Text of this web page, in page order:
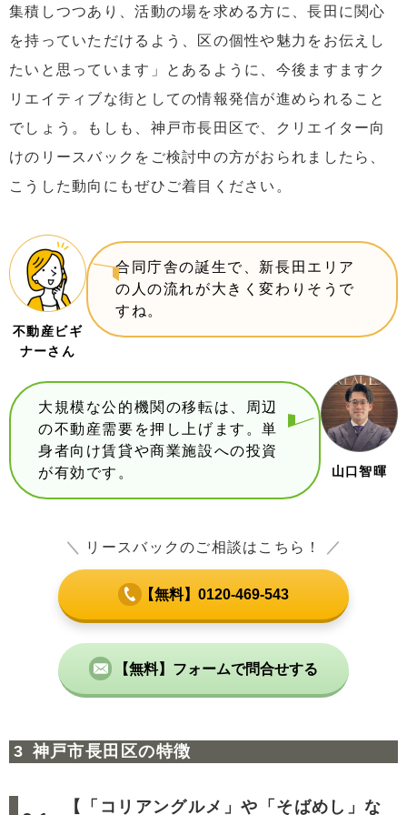
集積しつつあり、活動の場を求める方に、長田に関心
を持っていただけるよう、区の個性や魅力をお伝えし
たいと思っています」とあるように、今後ますますク
リエイティブな街としての情報発信が進められること
でしょう。もしも、神戸市長田区で、クリエイター向
けのリースバックをご検討中の方がおられましたら、
こうした動向にもぜひご着目ください。
不動産ビギ
ナーさん
合同庁舎の誕生で、新長田エリア
の人の流れが大きく変わりそうで
すね。
山口智暉
大規模な公的機関の移転は、周辺
の不動産需要を押し上げます。単
身者向け賃貸や商業施設への投資
が有効です。
＼ リースバックのご相談はこちら！ ／
【無料】0120-469-543
【無料】フォームで問合せする
神戸市長田区の特徴
【「コリアングルメ」や「そばめし」な